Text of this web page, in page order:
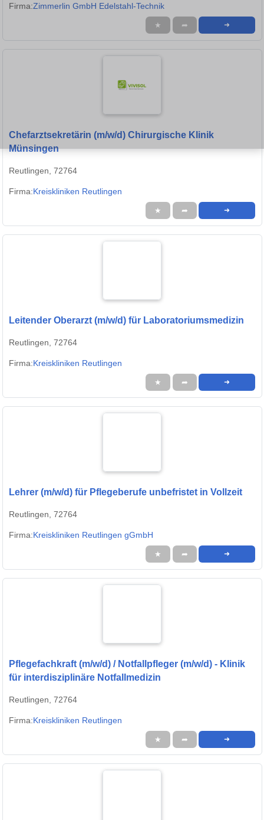
Firma:Zimmerlin GmbH Edelstahl-Technik
★ ➦ ➜
Chefarztsekretärin (m/w/d) Chirurgische Klinik
Münsingen
Reutlingen, 72764
Firma:Kreiskliniken Reutlingen
★ ➦ ➜
Leitender Oberarzt (m/w/d) für Laboratoriumsmedizin
Reutlingen, 72764
Firma:Kreiskliniken Reutlingen
★ ➦ ➜
Lehrer (m/w/d) für Pflegeberufe unbefristet in Vollzeit
Reutlingen, 72764
Firma:Kreiskliniken Reutlingen gGmbH
★ ➦ ➜
Pflegefachkraft (m/w/d) / Notfallpfleger (m/w/d) - Klinik
für interdisziplinäre Notfallmedizin
Reutlingen, 72764
Firma:Kreiskliniken Reutlingen
★ ➦ ➜